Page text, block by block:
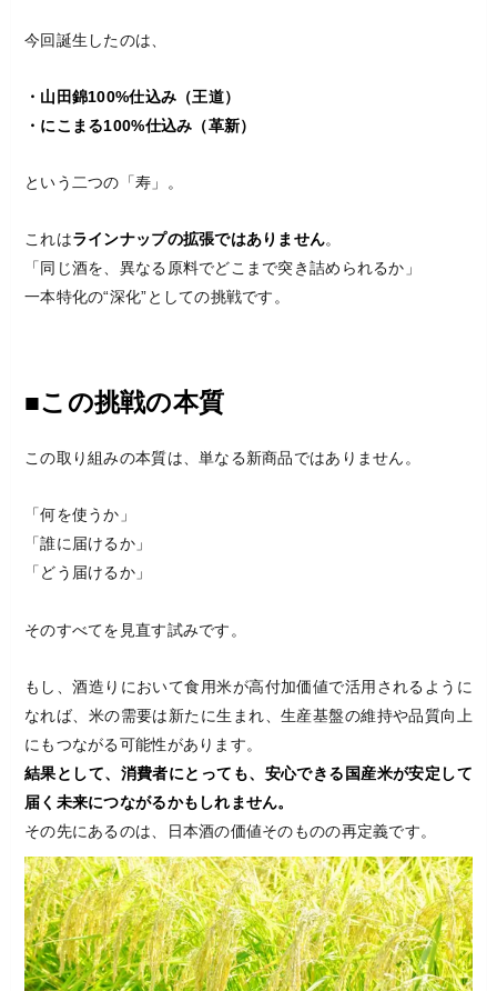
今回誕生したのは、
・山田錦100%仕込み（王道）
・にこまる100%仕込み（革新）
という二つの「寿」。
これはラインナップの拡張ではありません。
「同じ酒を、異なる原料でどこまで突き詰められるか」
一本特化の“深化”としての挑戦です。
■この挑戦の本質
この取り組みの本質は、単なる新商品ではありません。
「何を使うか」
「誰に届けるか」
「どう届けるか」
そのすべてを見直す試みです。
もし、酒造りにおいて食用米が高付加価値で活用されるように
なれば、米の需要は新たに生まれ、生産基盤の維持や品質向上
にもつながる可能性があります。
結果として、消費者にとっても、安心できる国産米が安定して
届く未来につながるかもしれません。
その先にあるのは、日本酒の価値そのものの再定義です。